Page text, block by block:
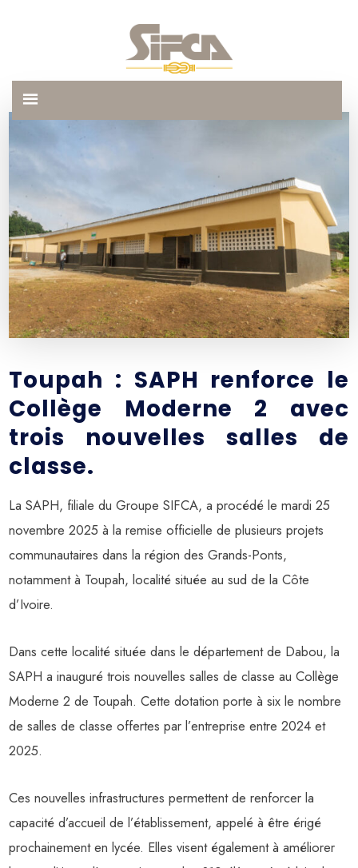
Toupah : SAPH renforce le
Collège Moderne 2 avec
trois nouvelles salles de
classe.
La SAPH, filiale du Groupe SIFCA, a procédé le mardi 25
novembre 2025 à la remise officielle de plusieurs projets
communautaires dans la région des Grands-Ponts,
notamment à Toupah, localité située au sud de la Côte
d’Ivoire.
Dans cette localité située dans le département de Dabou, la
SAPH a inauguré trois nouvelles salles de classe au Collège
Moderne 2 de Toupah. Cette dotation porte à six le nombre
de salles de classe offertes par l’entreprise entre 2024 et
2025.
Ces nouvelles infrastructures permettent de renforcer la
capacité d’accueil de l’établissement, appelé à être érigé
prochainement en lycée. Elles visent également à améliorer